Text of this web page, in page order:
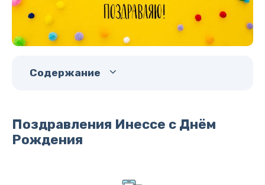
Содержание
Поздравления Инессе с Днём
Рождения